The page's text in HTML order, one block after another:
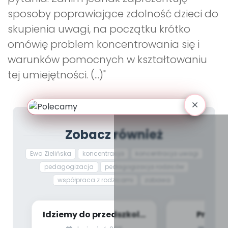
sposoby poprawiające zdolność dzieci do
skupienia uwagi, na początku krótko
omówię problem koncentrowania się i
warunków pomocnych w kształtowaniu
tej umiejętności. (...)"
Zobacz również
Ewa Zielińska koncentracja
pedagogizacja
pedagogizacja rodziców
współpraca z rodzicami
Idziemy do przedszkola
Praca